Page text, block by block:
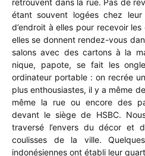
étant souvent logées chez leur
d’endroit à elles pour recevoir
elles se donnent rendez-vous
salons avec des cartons à la
nique, papote, se fait les
ordinateur portable : on recrée
plus enthousiastes, il y a même
même la rue ou encore des
devant le siège de HSBC.
traversé l’envers du décor et
coulisses de la ville.
indonésiennes ont établi leur